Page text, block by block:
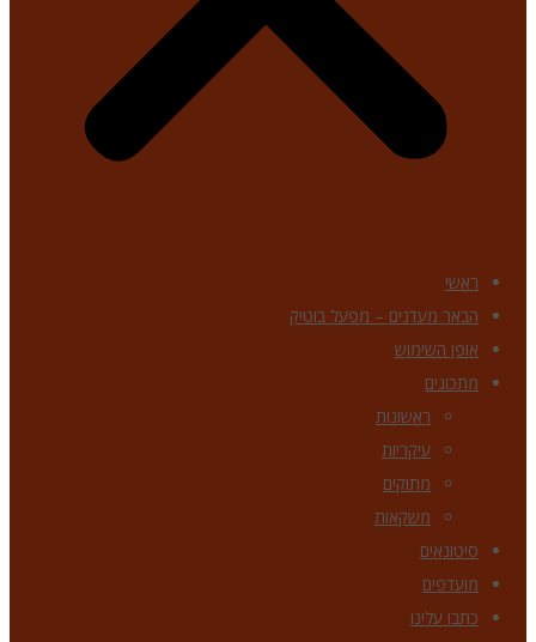
ראשי
הבאר מעדנים – מפעל בוטיק
אופן השימוש
מתכונים
ראשונות
עיקריות
מתוקים
משקאות
סיטונאים
מועדפים
כתבו עלינו